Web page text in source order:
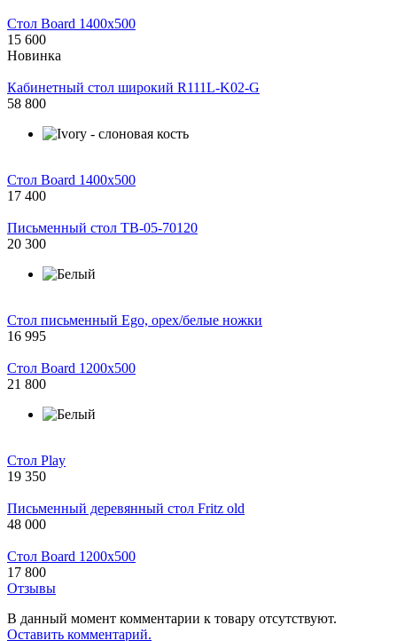
Стол Board 1400x500
15 600
Новинка
Кабинетный стол широкий R111L-K02-G
58 800
Стол Board 1400x500
17 400
Письменный стол TB-05-70120
20 300
Стол письменный Ego, орех/белые ножки
16 995
Стол Board 1200x500
21 800
Стол Play
19 350
Письменный деревянный стол Fritz old
48 000
Стол Board 1200x500
17 800
Отзывы
В данный момент комментарии к товару отсутствуют.
Оставить комментарий.